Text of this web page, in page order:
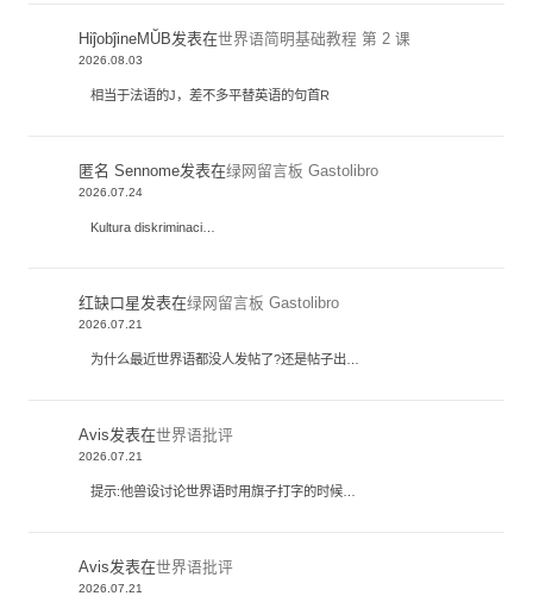
HiĵobĵineMŬB发表在世界语简明基础教程 第 2 课
2026.08.03
相当于法语的J，差不多平替英语的句首R
匿名 Sennome发表在绿网留言板 Gastolibro
2026.07.24
Kultura diskriminaci…
红缺口星发表在绿网留言板 Gastolibro
2026.07.21
为什么最近世界语都没人发帖了?还是帖子出…
Avis发表在世界语批评
2026.07.21
提示:他兽设讨论世界语时用旗子打字的时候…
Avis发表在世界语批评
2026.07.21